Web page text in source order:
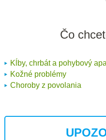
Čo
Kĺby, chrbát a pohybový
Kožné problémy
Choroby z povolania